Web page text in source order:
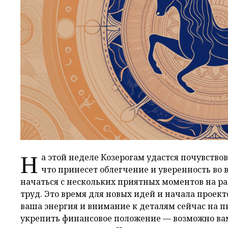
Н а этой неделе Козерогам удастся
что принесет облегчение и уверенность
начаться с нескольких приятных моментов на
труд. Это время для новых идей и начала
ваша энергия и внимание к деталям сейчас на
укрепить финансовое положение — возможно